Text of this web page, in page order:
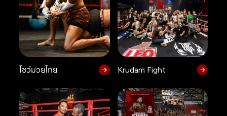
โชว์มวยไทย Krudam Fight